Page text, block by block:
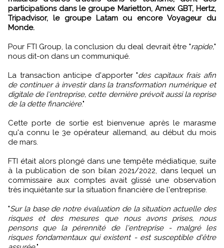
participations dans le groupe Marietton, Amex GBT, Hertz,
Tripadvisor, le groupe Latam ou encore Voyageur du
Monde.
Pour FTI Group, la conclusion du deal devrait être "rapide,"
nous dit-on dans un communiqué.
La transaction anticipe d'apporter "des capitaux frais afin
de continuer à investir dans la transformation numérique et
digitale de l'entreprise, cette dernière prévoit aussi la reprise
de la dette financière."
Cette porte de sortie est bienvenue après le marasme
qu'a connu le 3e opérateur allemand, au début du mois
de mars.
FTI était alors plongé dans une tempête médiatique, suite
à la publication de son bilan 2021/2022, dans lequel un
commissaire aux comptes avait glissé une observation
très inquiétante sur la situation financière de l'entreprise.
"Sur la base de notre évaluation de la situation actuelle des
risques et des mesures que nous avons prises, nous
pensons que la pérennité de l'entreprise - malgré les
risques fondamentaux qui existent - est susceptible d'être